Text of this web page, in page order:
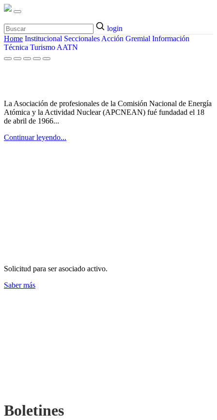
login
Home Institucional Seccionales Acción Gremial Información
Técnica Turismo AATN
La Asociación de profesionales de la Comisión Nacional de Energía
Atómica y la Actividad Nuclear (APCNEAN) fué fundadad el 18
de abril de 1966...
Continuar leyendo...
Solicitud para ser asociado activo.
Saber más
Boletines